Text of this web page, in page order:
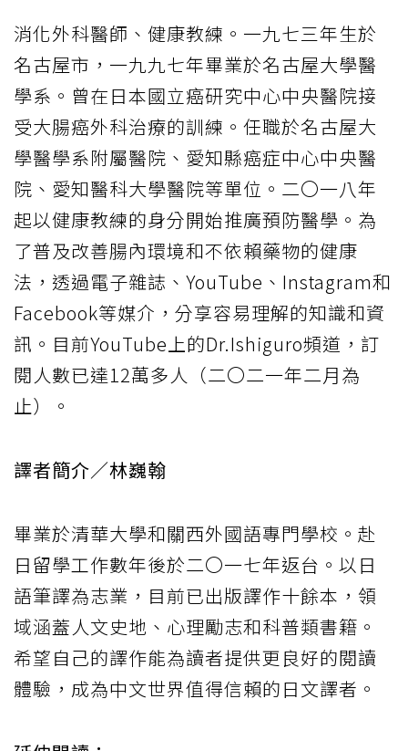
消化外科醫師、健康教練。一九七三年生於
名古屋市，一九九七年畢業於名古屋大學醫
學系。曾在日本國立癌研究中心中央醫院接
受大腸癌外科治療的訓練。任職於名古屋大
學醫學系附屬醫院、愛知縣癌症中心中央醫
院、愛知醫科大學醫院等單位。二〇一八年
起以健康教練的身分開始推廣預防醫學。為
了普及改善腸內環境和不依賴藥物的健康
法，透過電子雜誌、YouTube、Instagram和
Facebook等媒介，分享容易理解的知識和資
訊。目前YouTube上的Dr.Ishiguro頻道，訂
閱人數已達12萬多人（二〇二一年二月為
止）。
譯者簡介／林巍翰
畢業於清華大學和關西外國語專門學校。赴
日留學工作數年後於二〇一七年返台。以日
語筆譯為志業，目前已出版譯作十餘本，領
域涵蓋人文史地、心理勵志和科普類書籍。
希望自己的譯作能為讀者提供更良好的閱讀
體驗，成為中文世界值得信賴的日文譯者。